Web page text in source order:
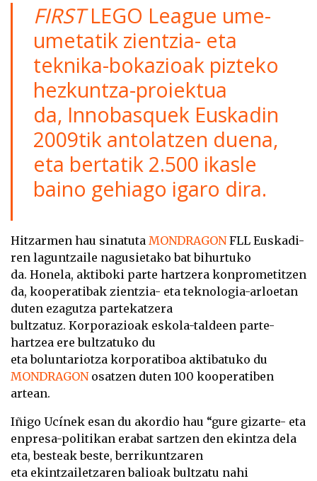
FIRSTLEGO League ume-
umetatik zientzia- eta
teknika-bokazioak pizteko
hezkuntza-proiektua
da, Innobasquek Euskadin
2009tik antolatzen duena,
eta bertatik 2.500 ikasle
baino gehiago igaro dira.
Hitzarmen hau sinatuta MONDRAGONFLL Euskadi-
ren laguntzaile nagusietako bat bihurtuko
da. Honela, aktiboki parte hartzera konprometitzen
da, kooperatibak zientzia- eta teknologia-arloetan
duten ezagutza partekatzera
bultzatuz. Korporazioak eskola-taldeen parte-
hartzea ere bultzatuko du
eta boluntariotza korporatiboa aktibatuko du
MONDRAGONosatzen duten 100 kooperatiben
artean.
Iñigo Ucínek esan du akordio hau “gure gizarte- eta
enpresa-politikan erabat sartzen den ekintza dela
eta, besteak beste, berrikuntzaren
eta ekintzailetzaren balioak bultzatu nahi